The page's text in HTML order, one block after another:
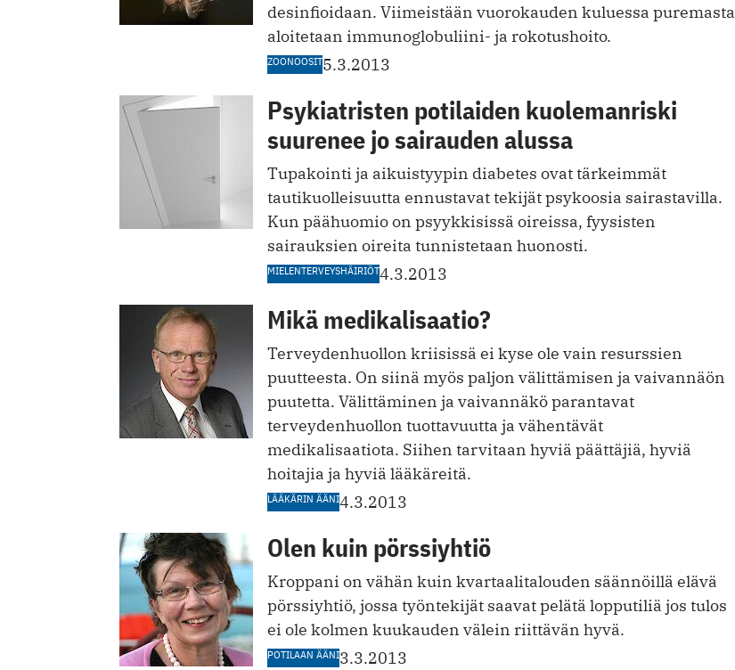
desinfioidaan. Viimeistään vuorokauden kuluessa puremasta
aloitetaan immunoglobuliini- ja rokotushoito.
ZOONOOSIT5.3.2013
Psykiatristen potilaiden kuolemanriski
suurenee jo sairauden alussa
Tupakointi ja aikuistyypin diabetes ovat tärkeimmät
tautikuolleisuutta ennustavat tekijät psykoosia sairastavilla.
Kun päähuomio on psyykkisissä oireissa, fyysisten
sairauksien oireita tunnistetaan huonosti.
MIELENTERVEYSHÄIRIÖT4.3.2013
Mikä medikalisaatio?
Terveydenhuollon kriisissä ei kyse ole vain resurssien
puutteesta. On siinä myös paljon välittämisen ja vaivannäön
puutetta. Välittäminen ja vaivannäkö parantavat
terveydenhuollon tuottavuutta ja vähentävät
medikalisaatiota. Siihen tarvitaan hyviä päättäjiä, hyviä
hoitajia ja hyviä lääkäreitä.
LÄÄKÄRIN ÄÄNI4.3.2013
Olen kuin pörssiyhtiö
Kroppani on vähän kuin kvartaalitalouden säännöillä elävä
pörssiyhtiö, jossa työntekijät saavat pelätä lopputiliä jos tulos
ei ole kolmen kuukauden välein riittävän hyvä.
POTILAAN ÄÄNI3.3.2013